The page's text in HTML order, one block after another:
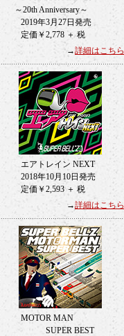
～20th Anniversary～
2019年3月27日発売
定価￥2,778 ＋ 税
→詳細はこちら
エアトレイン NEXT
2018年10月10日発売
定価￥2,593 ＋ 税
→詳細はこちら
MOTOR MAN
SUPER BEST